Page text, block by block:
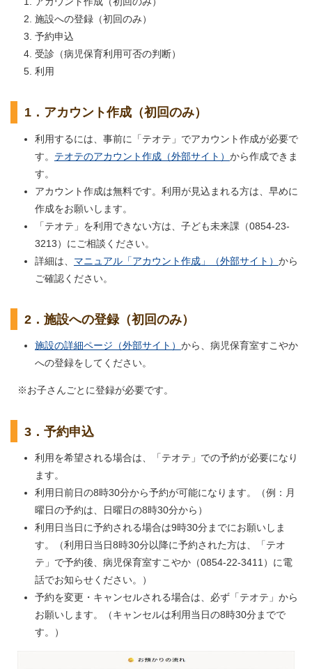
施設への登録（初回のみ）
予約申込
受診（病児保育利用可否の判断）
利用
1．アカウント作成（初回のみ）
利用するには、事前に「テオテ」でアカウント作成が必要で
す。 テオテのアカウント作成（外部サイト） から作成できま
す。
アカウント作成は無料です。利用が見込まれる方は、早めに
作成をお願いします。
「テオテ」を利用できない方は、子ども未来課（0854-23-
3213）にご相談ください。
詳細は、 マニュアル「アカウント作成」（外部サイト） から
ご確認ください。
2．施設への登録（初回のみ）
施設の詳細ページ（外部サイト） から、病児保育室すこやか
への登録をしてください。
※お子さんごとに登録が必要です。
3．予約申込
利用を希望される場合は、「テオテ」での予約が必要になり
ます。
利用日前日の8時30分から予約が可能になります。（例：月
曜日の予約は、日曜日の8時30分から）
利用日当日に予約される場合は9時30分までにお願いしま
す。（利用日当日8時30分以降に予約された方は、「テオ
テ」で予約後、病児保育室すこやか（0854-22-3411）に電
話でお知らせください。）
予約を変更・キャンセルされる場合は、必ず「テオテ」から
お願いします。（キャンセルは利用当日の8時30分までで
す。）